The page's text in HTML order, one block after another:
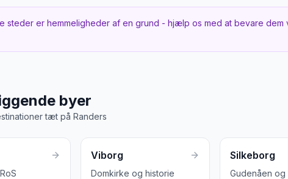
stille og storslået.
er
steder er hemmeligheder af en grund - hjælp os med at bevare
byer
tæt på Randers
Viborg
Domkirke og historie
Silkeborg
Gudenåen og